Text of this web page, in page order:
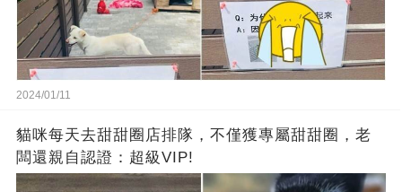
2024/01/11
貓咪每天去甜甜圈店排隊，不僅獲專屬甜甜圈，老
闆還親自認證：超級VIP!